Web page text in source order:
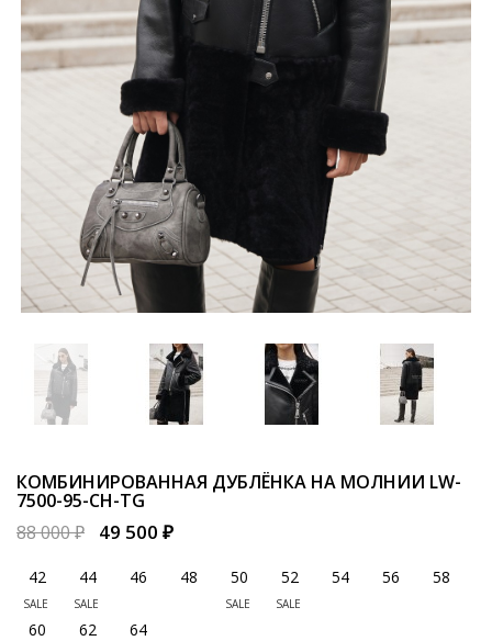
КОМБИНИРОВАННАЯ ДУБЛЁНКА НА МОЛНИИ LW-
7500-95-CH-TG
88 000 ₽
49 500 ₽
42
SALE
44
SALE
46 48 50
SALE
52
SALE
54 56 58
60 62 64